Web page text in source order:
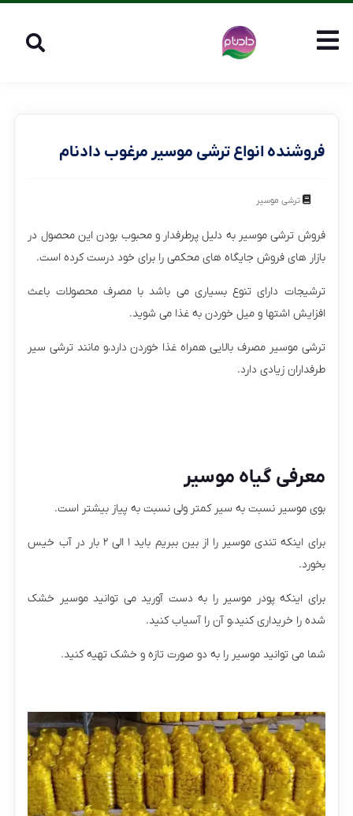
فروشنده انواع ترشی موسیر مرغوب دادنام
ترشی موسیر
فروش ترشی موسیر به دلیل پرطرفدار و محبوب بودن این محصول در
بازار های فروش جایگاه های محکمی را برای خود درست کرده است.
ترشیجات دارای تنوع بسیاری می باشد با مصرف محصولات باعث
افزایش اشتها و میل خوردن به غذا می شوید.
ترشی موسیر مصرف بالایی همراه غذا خوردن دارد،و مانند ترشی سیر
طرفداران زیادی دارد.
معرفی گیاه موسیر
بوی موسیر نسبت به سیر کمتر ولی نسبت به پیاز بیشتر است.
برای اینکه تندی موسیر را از بین ببریم باید ۱ الی ۲ بار در آب خیس
بخورد.
برای اینکه پودر موسیر را به دست آورید می توانید موسیر خشک
شده را خریداری کنید،و آن را آسیاب کنید.
شما می توانید موسیر را به دو صورت تازه و خشک تهیه کنید.